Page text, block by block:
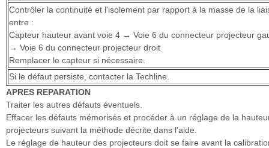
Contrôler la continuité et l'isolement par rapport à la masse de la
entre :
Capteur hauteur avant voie 4 → Voie 6 du connecteur projecteur
→ Voie 6 du connecteur projecteur droit
Remplacer le capteur si nécessaire.
Si le défaut persiste, contacter la Techline.
APRES REPARATION
Traiter les autres défauts éventuels.
Effacer les défauts mémorisés et procéder à un réglage de la
projecteurs suivant la méthode décrite dans l'aide.
Le réglage de hauteur des projecteurs doit se faire avant la